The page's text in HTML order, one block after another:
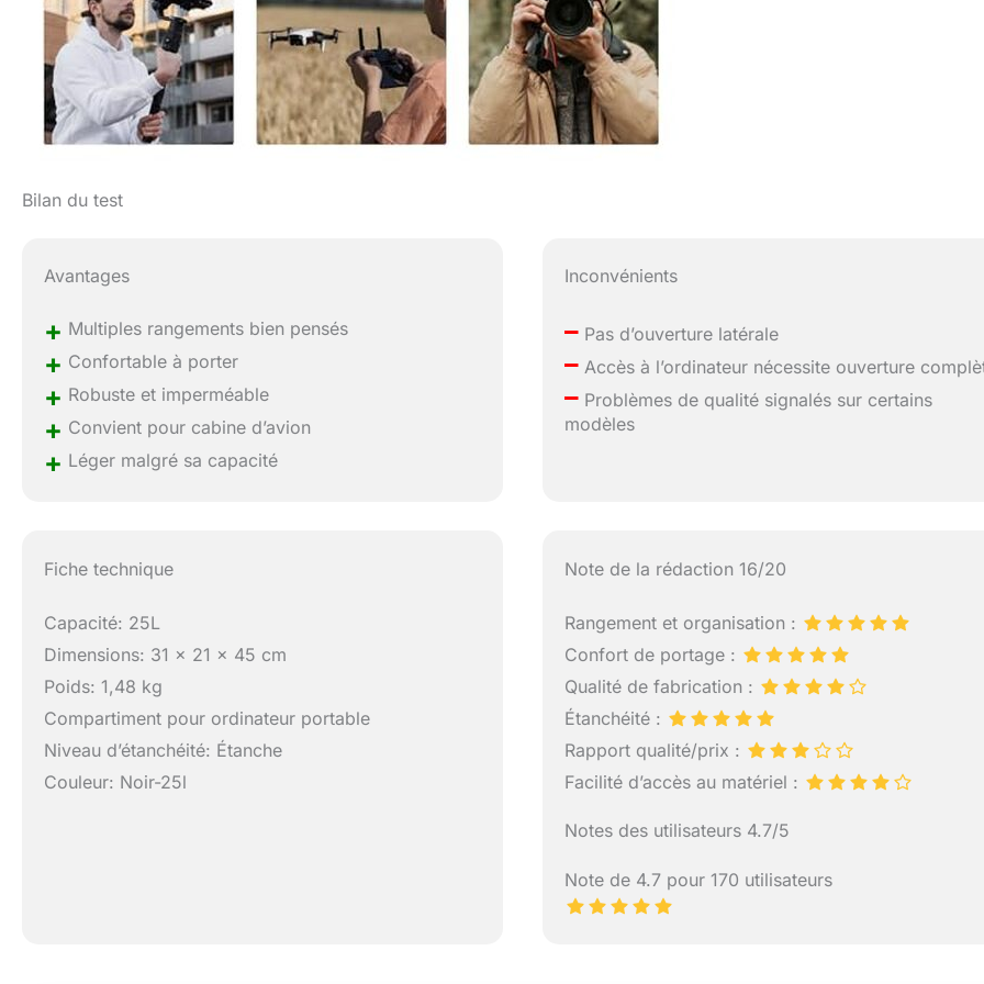
Bilan du test
Avantages
+ Multiples rangements bien pensés
+ Confortable à porter
+ Robuste et imperméable
+ Convient pour cabine d’avion
+ Léger malgré sa capacité
Inconvénients
– Pas d’ouverture latérale
– Accès à l’ordinateur nécessite ouverture
– Problèmes de qualité signalés sur certains
modèles
Fiche technique
Capacité: 25L
Dimensions: 31 x 21 x 45 cm
Poids: 1,48 kg
Compartiment pour ordinateur portable
Niveau d’étanchéité: Étanche
Couleur: Noir-25l
Note de la rédaction 16/20
Rangement et organisation :
Confort de portage :
Qualité de fabrication :
Étanchéité :
Rapport qualité/prix :
Facilité d’accès au matériel :
Notes des utilisateurs 4.7/5
Note de 4.7 pour 170 utilisateurs